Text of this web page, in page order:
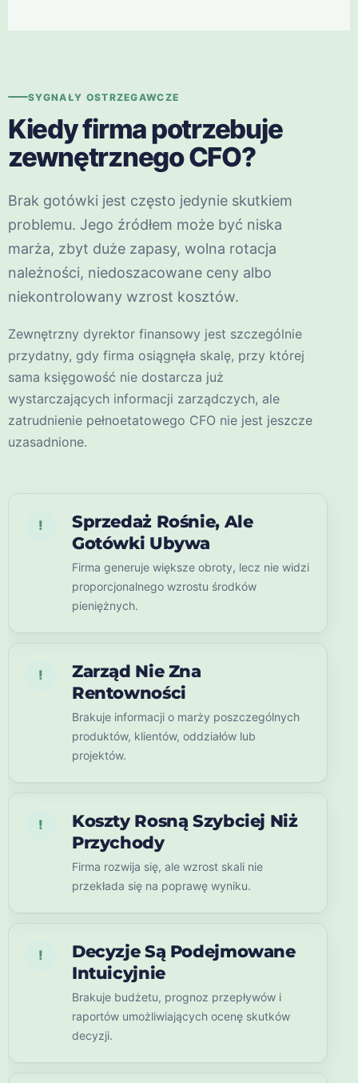
SYGNAŁY OSTRZEGAWCZE
Kiedy firma potrzebuje
zewnętrznego CFO?
Brak gotówki jest często jedynie skutkiem
problemu. Jego źródłem może być niska
marża, zbyt duże zapasy, wolna rotacja
należności, niedoszacowane ceny albo
niekontrolowany wzrost kosztów.
Zewnętrzny dyrektor finansowy jest szczególnie
przydatny, gdy firma osiągnęła skalę, przy której
sama księgowość nie dostarcza już
wystarczających informacji zarządczych, ale
zatrudnienie pełnoetatowego CFO nie jest jeszcze
uzasadnione.
!
Sprzedaż Rośnie, Ale
Gotówki Ubywa
Firma generuje większe obroty, lecz nie widzi
proporcjonalnego wzrostu środków
pieniężnych.
!
Zarząd Nie Zna
Rentowności
Brakuje informacji o marży poszczególnych
produktów, klientów, oddziałów lub
projektów.
!
Koszty Rosną Szybciej Niż
Przychody
Firma rozwija się, ale wzrost skali nie
przekłada się na poprawę wyniku.
!
Decyzje Są Podejmowane
Intuicyjnie
Brakuje budżetu, prognoz przepływów i
raportów umożliwiających ocenę skutków
decyzji.